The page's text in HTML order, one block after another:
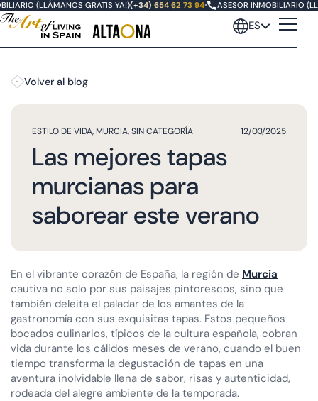
(LLÁMANOS GRATIS YA!)(+34) 654 62 73 94 • ASESOR INMOBILIARIO
ES
Volver al blog
ESTILO DE VIDA, MURCIA,SIN CATEGORÍA 12/03/2025
Las mejores tapas
murcianas para
saborear este verano
En el vibrante corazón de España, la región de Murcia
cautiva no solo por sus paisajes pintorescos, sino que
también deleita el paladar de los amantes de la
gastronomía con sus exquisitas tapas. Estos pequeños
bocados culinarios, típicos de la cultura española, cobran
vida durante los cálidos meses de verano, cuando el buen
tiempo transforma la degustación de tapas en una
aventura inolvidable llena de sabor, risas y autenticidad,
rodeada del alegre ambiente de la temporada.